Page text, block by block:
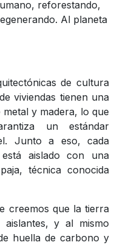
reforestando,
Al planeta
de cultura
viviendas tienen una
y madera, lo que
un estándar
Junto a eso, cada
aislado con una
técnica conocida
creemos que la tierra
y al mismo
huella de carbono y